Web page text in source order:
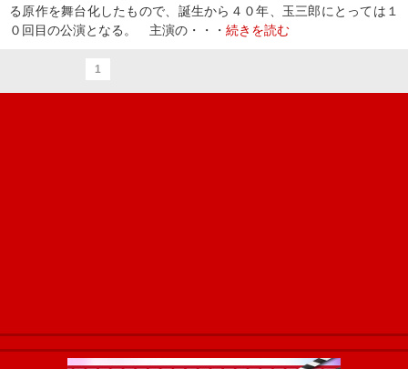
る原作を舞台化したもので、誕生から４０年、玉三郎にとっては１
０回目の公演となる。 主演の・・・ 続きを読む
1